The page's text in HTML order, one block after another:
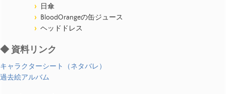
日傘
BloodOrangeの缶ジュース
ヘッドドレス
◆ 資料リンク
キャラクターシート（ネタバレ）
過去絵アルバム